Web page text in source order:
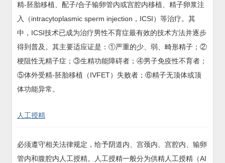
精-胚胎移植、配子/合子输卵管内或宫腔内移植、精子卵浆注
入（intracytoplasmic sperm injection，ICSI）等治疗。其
中，ICSI技术已成为治疗男性不育症最有效的技术方法并逐步
得到普及。其主要适应证是：①严重的少、弱、畸形精子；②
梗阻性无精子症；③生精功能障碍者；④男子免疫性不育者；
⑤体外受精-胚胎移植（IVFET）失败者；⑥精子无顶体或顶
体功能异常。
人工授精
必须遵守相关法律规定，给予阴道内、宫颈内、宫腔内、输卵
管内和腹腔内人工授精。人工授精一般分为供精人工授精（AI